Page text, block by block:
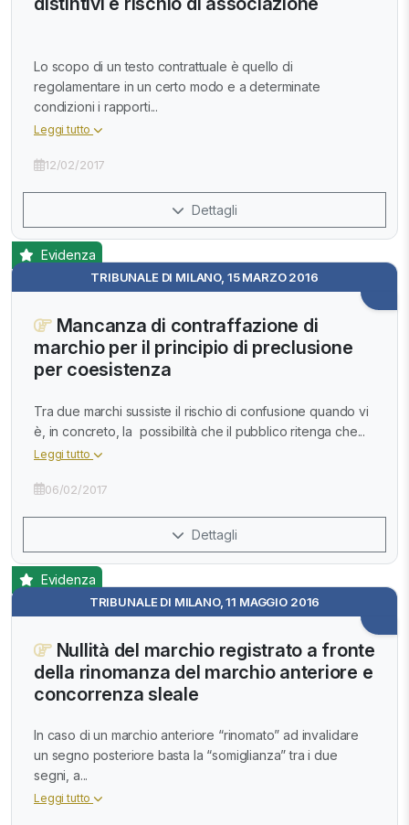
Lo scopo di un testo contrattuale è quello di
regolamentare in un certo modo e a determinate
condizioni i rapporti...
Leggi tutto
12/02/2017
Dettagli
TRIBUNALE DI MILANO, 15 MARZO 2016
Evidenza
Mancanza di contraffazione di
marchio per il principio di preclusione
per coesistenza
Tra due marchi sussiste il rischio di confusione quando vi
è, in concreto, la possibilità che il pubblico ritenga che...
Leggi tutto
06/02/2017
Dettagli
TRIBUNALE DI MILANO, 11 MAGGIO 2016
Evidenza
Nullità del marchio registrato a fronte
della rinomanza del marchio anteriore e
concorrenza sleale
In caso di un marchio anteriore “rinomato” ad invalidare
un segno posteriore basta la “somiglianza” tra i due
segni, a...
Leggi tutto